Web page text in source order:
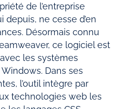
de l’entreprise
depuis, ne cesse d’en
Désormais connu
ce logiciel est
les systèmes
Dans ses
l’outil intègre par
technologies web les